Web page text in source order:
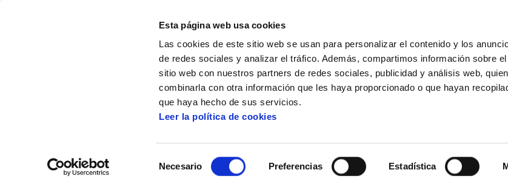
Esta página web usa cookies
Las cookies de este sitio web se usan para personalizar el contenido y los
de redes sociales y analizar el tráfico. Además, compartimos información sobre
sitio web con nuestros partners de redes sociales, publicidad y análisis web,
combinarla con otra información que les haya proporcionado o que hayan
que haya hecho de sus servicios.
Leer la política de cookies
Necesario Preferencias Estadística
Vídeos Que hacer tras el fracaso de Copenhague